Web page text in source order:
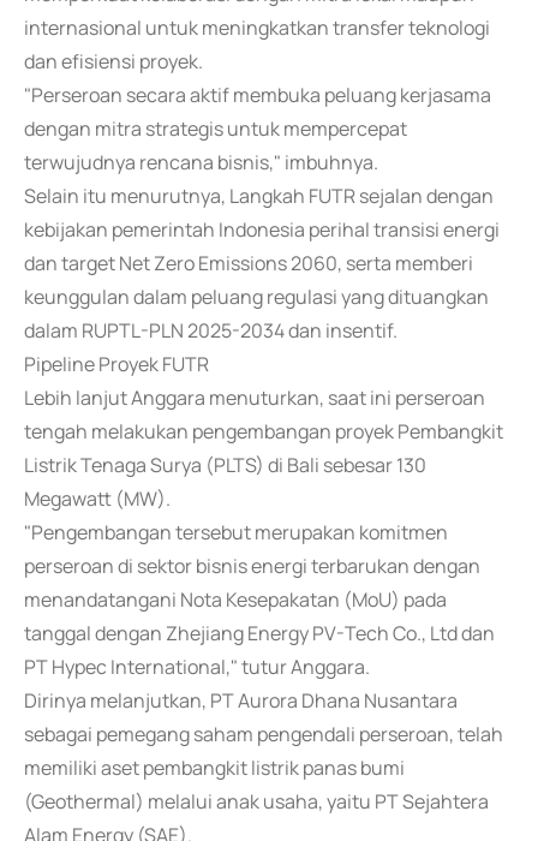
internasional untuk meningkatkan transfer teknologi
dan efisiensi proyek.
"Perseroan secara aktif membuka peluang kerjasama
dengan mitra strategis untuk mempercepat
terwujudnya rencana bisnis," imbuhnya.
Selain itu menurutnya, Langkah FUTR sejalan dengan
kebijakan pemerintah Indonesia perihal transisi energi
dan target Net Zero Emissions 2060, serta memberi
keunggulan dalam peluang regulasi yang dituangkan
dalam RUPTL-PLN 2025-2034 dan insentif.
Pipeline Proyek FUTR
Lebih lanjut Anggara menuturkan, saat ini perseroan
tengah melakukan pengembangan proyek Pembangkit
Listrik Tenaga Surya (PLTS) di Bali sebesar 130
Megawatt (MW).
"Pengembangan tersebut merupakan komitmen
perseroan di sektor bisnis energi terbarukan dengan
menandatangani Nota Kesepakatan (MoU) pada
tanggal dengan Zhejiang Energy PV-Tech Co., Ltd dan
PT Hypec International," tutur Anggara.
Dirinya melanjutkan, PT Aurora Dhana Nusantara
sebagai pemegang saham pengendali perseroan, telah
memiliki aset pembangkit listrik panas bumi
(Geothermal) melalui anak usaha, yaitu PT Sejahtera
Alam Energy (SAE).